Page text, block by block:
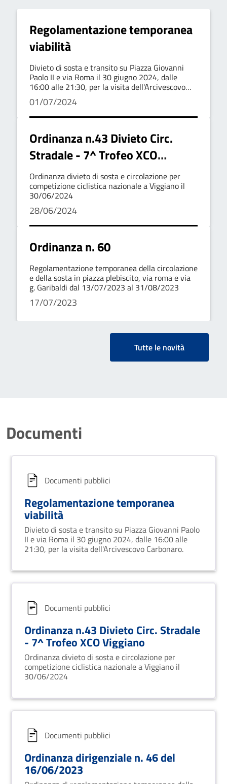
Regolamentazione temporanea
viabilità
Divieto di sosta e transito su Piazza Giovanni
Paolo II e via Roma il 30 giugno 2024, dalle
16:00 alle 21:30, per la visita dell'Arcivescovo
Carbonaro.
01/07/2024
Ordinanza n.43 Divieto Circ.
Stradale - 7^ Trofeo XCO
Viggiano
Ordinanza divieto di sosta e circolazione per
competizione ciclistica nazionale a Viggiano il
30/06/2024
28/06/2024
Ordinanza n. 60
Regolamentazione temporanea della circolazione
e della sosta in piazza plebiscito, via roma e via
g. Garibaldi dal 13/07/2023 al 31/08/2023
17/07/2023
Tutte le novità
Documenti
Documenti pubblici
Regolamentazione temporanea
viabilità
Divieto di sosta e transito su Piazza Giovanni Paolo
II e via Roma il 30 giugno 2024, dalle 16:00 alle
21:30, per la visita dell'Arcivescovo Carbonaro.
Documenti pubblici
Ordinanza n.43 Divieto Circ. Stradale
- 7^ Trofeo XCO Viggiano
Ordinanza divieto di sosta e circolazione per
competizione ciclistica nazionale a Viggiano il
30/06/2024
Documenti pubblici
Ordinanza dirigenziale n. 46 del
16/06/2023